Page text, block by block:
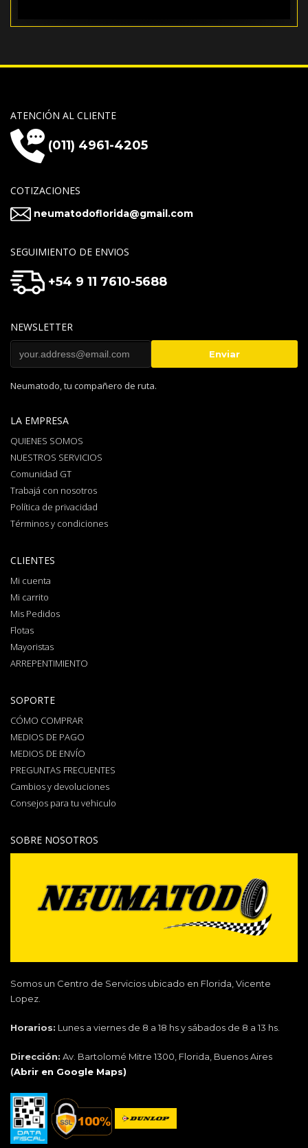
ATENCIÓN AL CLIENTE
(011) 4961-4205
COTIZACIONES
neumatodoflorida@gmail.com
SEGUIMIENTO DE ENVIOS
+54 9 11 7610-5688
NEWSLETTER
Neumatodo, tu compañero de ruta.
LA EMPRESA
QUIENES SOMOS
NUESTROS SERVICIOS
Comunidad GT
Trabajá con nosotros
Política de privacidad
Términos y condiciones
CLIENTES
Mi cuenta
Mi carrito
Mis Pedidos
Flotas
Mayoristas
ARREPENTIMIENTO
SOPORTE
CÓMO COMPRAR
MEDIOS DE PAGO
MEDIOS DE ENVÍO
PREGUNTAS FRECUENTES
Cambios y devoluciones
Consejos para tu vehiculo
SOBRE NOSOTROS
Somos un Centro de Servicios ubicado en Florida, Vicente
Lopez.
Horarios: Lunes a viernes de 8 a 18 hs y sábados de 8 a 13 hs.
Dirección: Av. Bartolomé Mitre 1300, Florida, Buenos Aires
(Abrir en Google Maps)